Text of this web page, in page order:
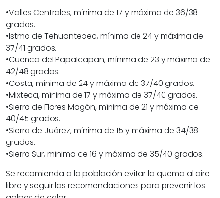
•​Valles Centrales, mínima de 17 y máxima de 36/38
grados.
•​Istmo de Tehuantepec, mínima de 24 y máxima de
37/41 grados.
•​Cuenca del Papaloapan, mínima de 23 y máxima de
42/48 grados.
•​Costa, mínima de 24 y máxima de 37/40 grados.
•​Mixteca, mínima de 17 y máxima de 37/40 grados.
•​Sierra de Flores Magón, mínima de 21 y máxima de
40/45 grados.
•​Sierra de Juárez, mínima de 15 y máxima de 34/38
grados.
•​Sierra Sur, mínima de 16 y máxima de 35/40 grados.
Se recomienda a la población evitar la quema al aire
libre y seguir las recomendaciones para prevenir los